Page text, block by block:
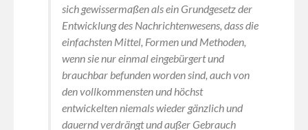
sich gewissermaßen als ein Grundgesetz der
Entwicklung des Nachrichtenwesens, dass die
einfachsten Mittel, Formen und Methoden,
wenn sie nur einmal eingebürgert und
brauchbar befunden worden sind, auch von
den vollkommensten und höchst
entwickelten niemals wieder gänzlich und
dauernd verdrängt und außer Gebrauch